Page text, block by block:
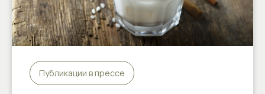
Публикации в прессе